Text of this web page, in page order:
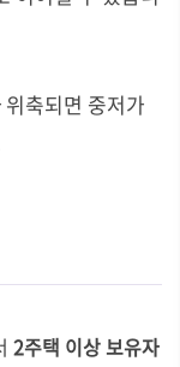
축되면 중저가
2주택 이상 보유자